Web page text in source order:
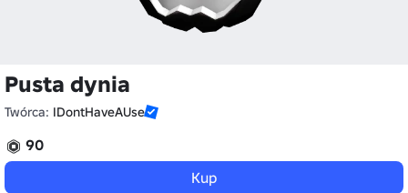
Pusta dynia
Twórca: IDontHaveAUse
90
Kup